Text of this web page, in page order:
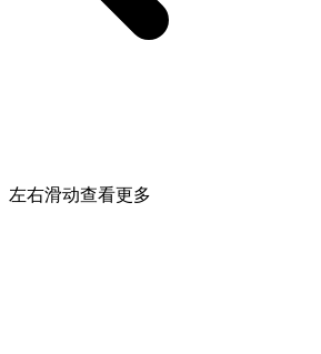
左右滑动查看更多